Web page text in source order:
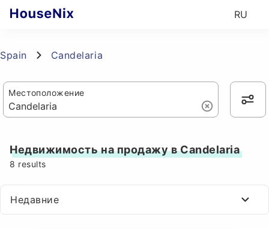
RU
Spain Candelaria
Местоположение
Недвижимость на продажу в Candelaria
8 results
Недавние